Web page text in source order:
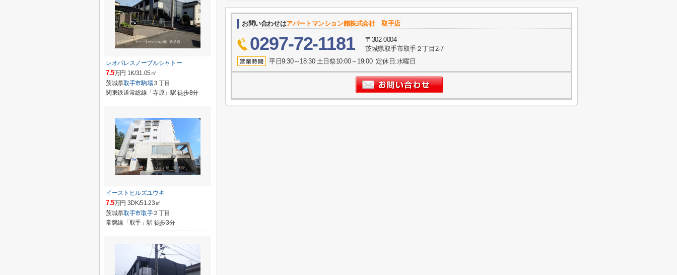
お問い合わせはアパートマンション館株式会社 取手店
0297-72-1181
〒302-0004
茨城県取手市取手２丁目2-7
平日9:30～18:30 土日祭10:00～19:00 定休日:水曜日
レオパレスノーブルシャトー
7.5万円 1K/31.05㎡
茨城県取手市駒場３丁目
関東鉄道常総線「寺原」駅 徒歩8分
イーストヒルズユウキ
7.5万円 3DK/51.23㎡
茨城県取手市取手２丁目
常磐線「取手」駅 徒歩3分